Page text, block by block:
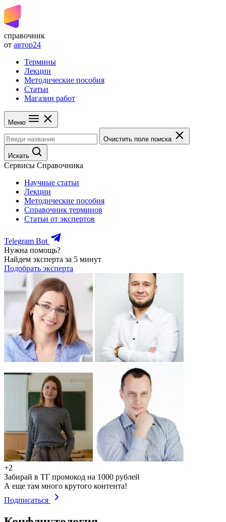
справочник
от автор24
Термины
Лекции
Методические пособия
Статьи
Магазин работ
Меню
Очистить поле поиска
Искать
Сервисы Справочника
Научные статьи
Лекции
Методические пособия
Справочник терминов
Статьи от экспертов
Telegram Bot
Нужна помощь?
Найдем эксперта за 5 минут
Подобрать эксперта
+2
Забирай в ТГ промокод на 1000 рублей
А еще там много крутого контента!
Подписаться